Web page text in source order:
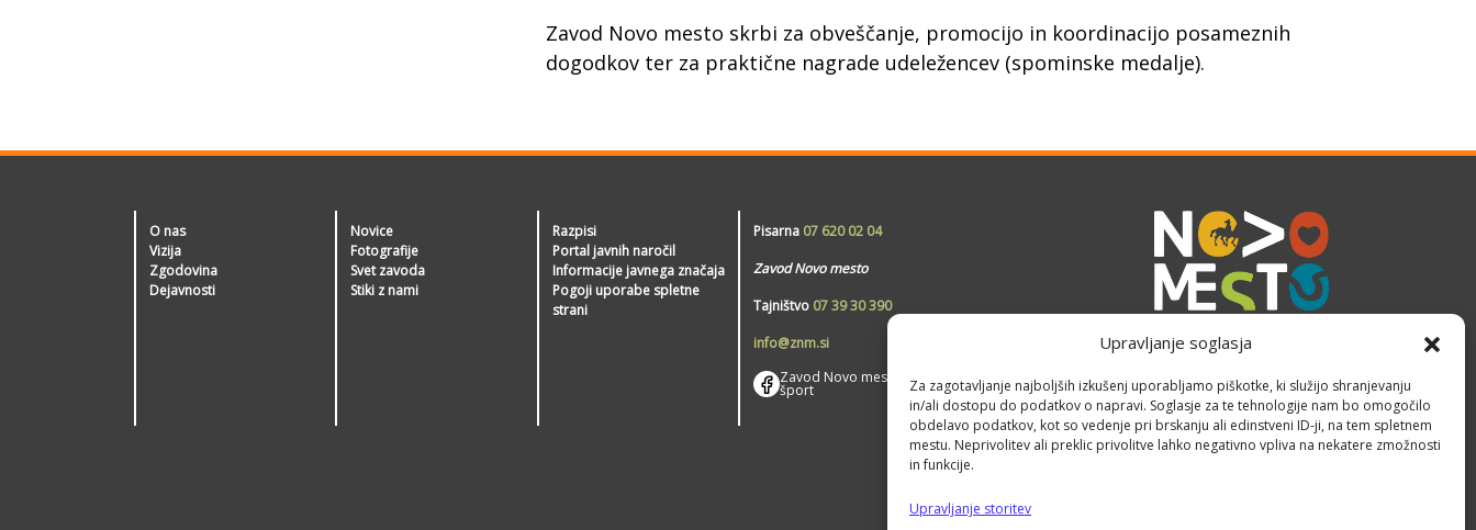
Upravljanje soglasja
Za zagotavljanje najboljših izkušenj uporabljamo piškotke, ki služijo shranjevanju
in/ali dostopu do podatkov o napravi. Soglasje za te tehnologije nam bo omogočilo
obdelavo podatkov, kot so vedenje pri brskanju ali edinstveni ID-ji, na tem spletnem
mestu. Neprivolitev ali preklic privolitve lahko negativno vpliva na nekatere zmožnosti
in funkcije.
Upravljanje storitev
Zavod Novo mesto skrbi za obveščanje, promocijo in koordinacijo posameznih
dogodkov ter za praktične nagrade udeležencev (spominske medalje).
O nas
Vizija
Zgodovina
Dejavnosti
Novice
Fotografije
Svet zavoda
Stiki z nami
Razpisi
Portal javnih naročil
Informacije javnega značaja
Pogoji uporabe spletne
strani
Pisarna 07 620 02 04
Zavod Novo mesto
Tajništvo 07 39 30 390
info@znm.si
Zavod Novo mesto –
šport